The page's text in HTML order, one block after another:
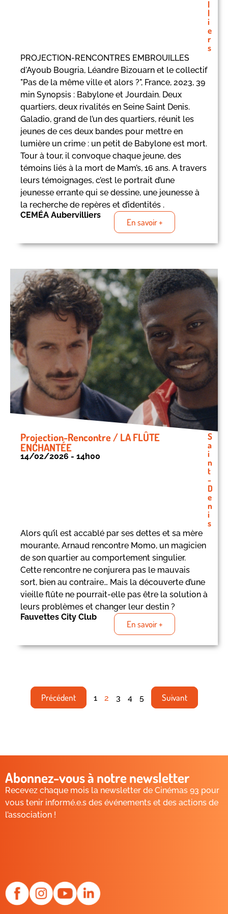
l
l
i
e
r
s
PROJECTION-RENCONTRES EMBROUILLES
d'Ayoub Bougria, Léandre Bizouarn et le collectif
"Pas de la même ville et alors ?", France, 2023, 39
min Synopsis : Babylone et Jourdain. Deux
quartiers, deux rivalités en Seine Saint Denis.
Galadio, grand de l’un des quartiers, réunit les
jeunes de ces deux bandes pour mettre en
lumière un crime : un petit de Babylone est mort.
Tour à tour, il convoque chaque jeune, des
témoins liés à la mort de Mam’s, 16 ans. A travers
leurs témoignages, c’est le portrait d’une
jeunesse errante qui se dessine, une jeunesse à
la recherche de repères et d’identités .
CEMÉA Aubervilliers
En savoir +
Projection-Rencontre / LA FLÛTE
ENCHANTÉE
14/02/2026 - 14h00
S
a
i
n
t
-
D
e
n
i
s
Alors qu’il est accablé par ses dettes et sa mère
mourante, Arnaud rencontre Momo, un magicien
de son quartier au comportement singulier.
Cette rencontre ne conjurera pas le mauvais
sort, bien au contraire… Mais la découverte d’une
vieille flûte ne pourrait-elle pas être la solution à
leurs problèmes et changer leur destin ?
Fauvettes City Club
En savoir +
Précédent 1 2 3 4 5 Suivant
Abonnez-vous à notre newsletter
Recevez chaque mois la newsletter de Cinémas 93 pour
vous tenir informé.e.s des événements et des actions de
l’association !